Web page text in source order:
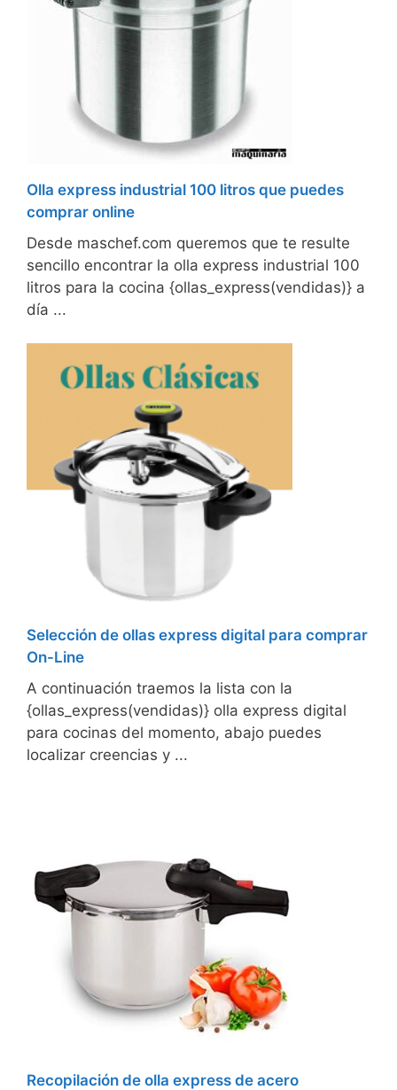
Olla express industrial 100 litros que puedes
comprar online
Desde maschef.com queremos que te resulte
sencillo encontrar la olla express industrial 100
litros para la cocina {ollas_express(vendidas)} a
día ...
Selección de ollas express digital para comprar
On-Line
A continuación traemos la lista con la
{ollas_express(vendidas)} olla express digital
para cocinas del momento, abajo puedes
localizar creencias y ...
Recopilación de olla express de acero